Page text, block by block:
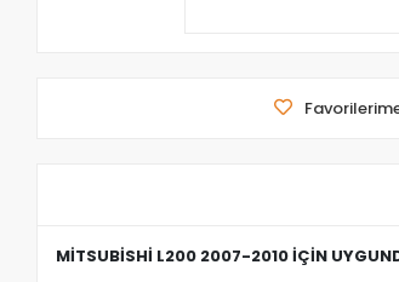
MİTSUBİSHİ L200 2007-2010 İÇİN